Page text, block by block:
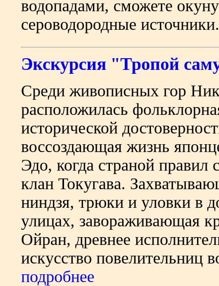
водопадами, сможете
сероводородные
Экскурсия "Тропой
Среди живописных гор
расположилась
исторической
воссоздающая жизнь
Эдо, когда страной правил
клан Токугава.
ниндзя, трюки и уловки в
улицах, завораживающая
Ойран, древнее
искусство повелительниц
подробнее